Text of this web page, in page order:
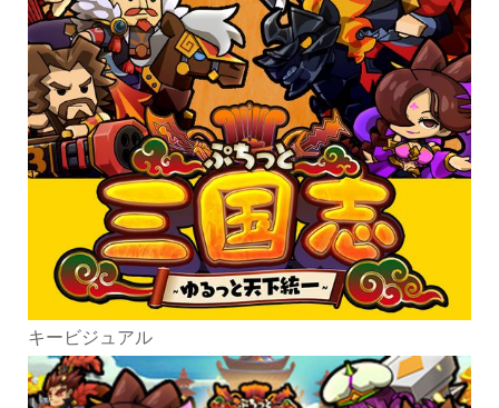
キービジュアル